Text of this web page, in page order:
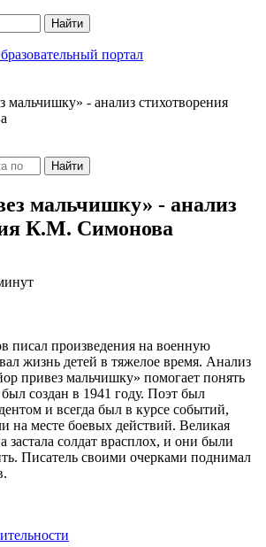
Найти
портал
мальчишку» - анализ стихотворения
Найти
мальчишку» - анализ
К.М. Симонова
писал произведения на военную
жизнь детей в тяжелое время. Анализ
привез мальчишку» помогает понять
создан в 1941 году. Поэт был
и всегда был в курсе событий,
на месте боевых действий. Великая
застала солдат врасплох, и они были
Писатель своими очерками поднимал